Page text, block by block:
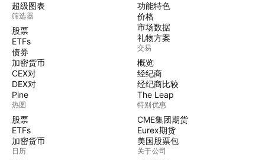
超级图表
筛选器
股票
ETFs
债券
加密货币
CEX对
DEX对
Pine
热图
股票
ETFs
加密货币
日历
功能特色
价格
市场数据
礼物方案
交易
概览
经纪商
经纪商比较
The Leap
特别优惠
CME集团期货
Eurex期货
美国股票包
关于公司